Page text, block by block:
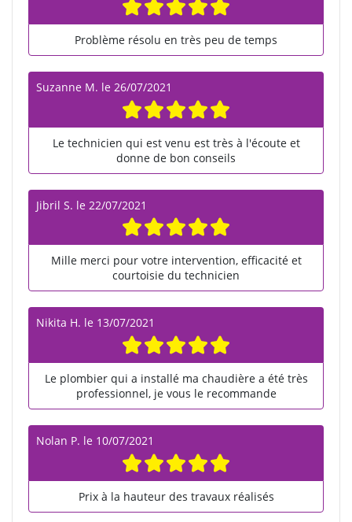
Problème résolu en très peu de temps
Suzanne M. le 26/07/2021
Le technicien qui est venu est très à l'écoute et
donne de bon conseils
Jibril S. le 22/07/2021
Mille merci pour votre intervention, efficacité et
courtoisie du technicien
Nikita H. le 13/07/2021
Le plombier qui a installé ma chaudière a été très
professionnel, je vous le recommande
Nolan P. le 10/07/2021
Prix à la hauteur des travaux réalisés